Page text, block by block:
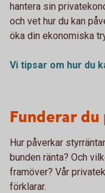
hantera sin
och vet hur du kan
öka din ekonomiska
Vi tipsar om hur du
Funderar du
Hur påverkar
bunden ränta? Och
framöver? Vår
förklarar.